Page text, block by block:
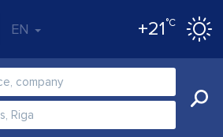
EN +21°C